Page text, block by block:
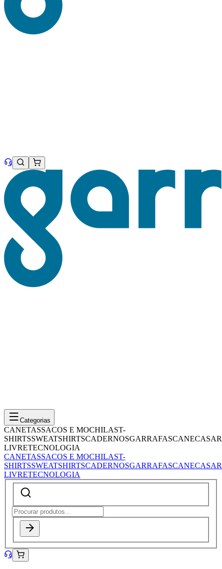
Categorias
CANETASSACOS E MOCHILAST-
SHIRTSSWEATSHIRTSCADERNOSGARRAFASCANECASAR
LIVRETECNOLOGIA
CANETASSACOS E MOCHILAST-
SHIRTSSWEATSHIRTSCADERNOSGARRAFASCANECASAR
LIVRETECNOLOGIA